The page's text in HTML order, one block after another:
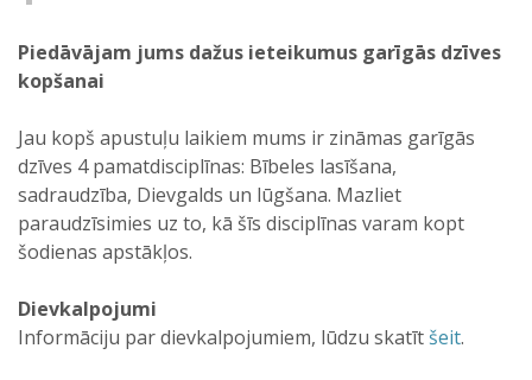
Piedāvājam jums dažus ieteikumus garīgās dzīves
kopšanai
Jau kopš apustuļu laikiem mums ir zināmas garīgās
dzīves 4 pamatdisciplīnas: Bībeles lasīšana,
sadraudzība, Dievgalds un lūgšana. Mazliet
paraudzīsimies uz to, kā šīs disciplīnas varam kopt
šodienas apstākļos.
Dievkalpojumi
Informāciju par dievkalpojumiem, lūdzu skatītšeit.